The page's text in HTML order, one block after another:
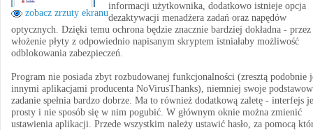
zobacz zrzuty ekranu
informacji użytkownika, dodatkowo istnieje opcja
dezaktywacji menadżera zadań oraz napędów
optycznych. Dzięki temu ochrona będzie znacznie bardziej dokładna - przez
włożenie płyty z odpowiednio napisanym skryptem istniałaby możliwość
odblokowania zabezpieczeń.
Program nie posiada zbyt rozbudowanej funkcjonalności (zresztą podobnie
innymi aplikacjami producenta NoVirusThanks), niemniej swoje
zadanie spełnia bardzo dobrze. Ma to również dodatkową zaletę - interfejs
prosty i nie sposób się w nim pogubić. W głównym oknie można zmienić
ustawienia aplikacji. Przede wszystkim należy ustawić hasło, za pomocą